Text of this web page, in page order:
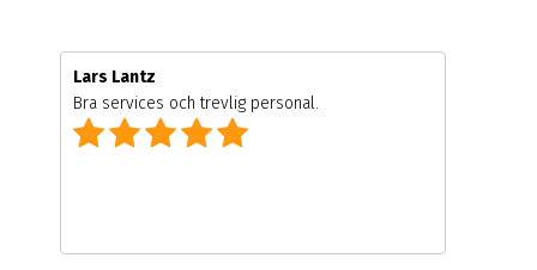
Lars Lantz
Bra services och trevlig personal.